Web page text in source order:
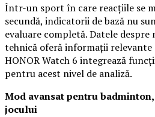
Într-un sport în care reacțiile se
secundă, indicatorii de bază nu
evaluare completă. Datele
tehnică oferă informații
HONOR Watch 6 integrează
pentru acest nivel de analiză.
Mod avansat pentru
jocului